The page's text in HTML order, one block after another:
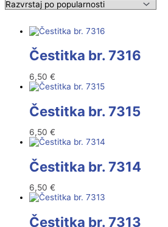
Čestitka br. 7316
6,50 €
Čestitka br. 7315
6,50 €
Čestitka br. 7314
6,50 €
Čestitka br. 7313